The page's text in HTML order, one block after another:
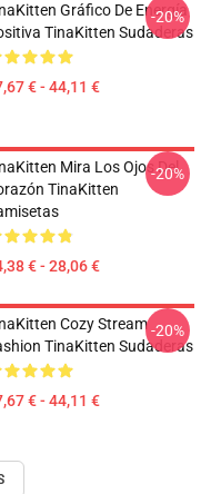
Gráfico De Energía
TinaKitten Sudaderas
€ - 44,11 €
-20%
Mira Los Ojos Del
TinaKitten
€ - 28,06 €
-20%
Cozy Stream
TinaKitten Sudaderas
€ - 44,11 €
-20%